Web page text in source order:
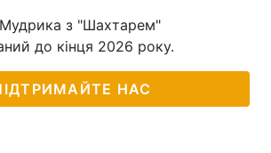
з "Шахтарем"
до кінця 2026 року.
НАС